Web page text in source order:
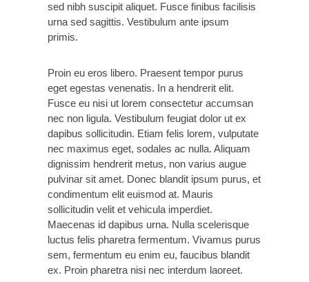
sed nibh suscipit aliquet. Fusce finibus facilisis
urna sed sagittis. Vestibulum ante ipsum
primis.
Proin eu eros libero. Praesent tempor purus
eget egestas venenatis. In a hendrerit elit.
Fusce eu nisi ut lorem consectetur accumsan
nec non ligula. Vestibulum feugiat dolor ut ex
dapibus sollicitudin. Etiam felis lorem, vulputate
nec maximus eget, sodales ac nulla. Aliquam
dignissim hendrerit metus, non varius augue
pulvinar sit amet. Donec blandit ipsum purus, et
condimentum elit euismod at. Mauris
sollicitudin velit et vehicula imperdiet.
Maecenas id dapibus urna. Nulla scelerisque
luctus felis pharetra fermentum. Vivamus purus
sem, fermentum eu enim eu, faucibus blandit
ex. Proin pharetra nisi nec interdum laoreet.